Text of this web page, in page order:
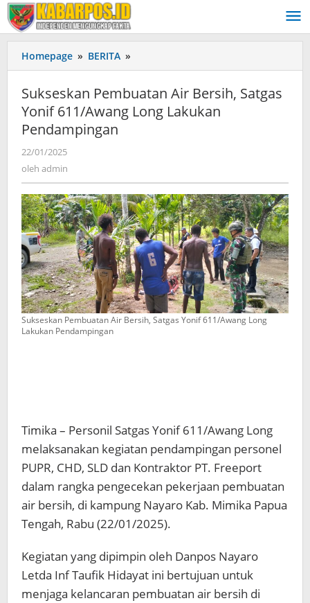
Lewati
ke
konten
Homepage » BERITA »
Pembuatan
Bersih,
Satgas
Pendampingan
Sukseskan Pembuatan Air Bersih, Satgas
Yonif 611/Awang Long Lakukan
Pendampingan
22/01/2025
oleh admin
Sukseskan Pembuatan Air Bersih, Satgas Yonif 611/Awang Long
Lakukan Pendampingan
Timika – Personil Satgas Yonif 611/Awang Long
melaksanakan kegiatan pendampingan personel
PUPR, CHD, SLD dan Kontraktor PT. Freeport
dalam rangka pengecekan pekerjaan pembuatan
air bersih, di kampung Nayaro Kab. Mimika Papua
Tengah, Rabu (22/01/2025).
Kegiatan yang dipimpin oleh Danpos Nayaro
Letda Inf Taufik Hidayat ini bertujuan untuk
menjaga kelancaran pembuatan air bersih di